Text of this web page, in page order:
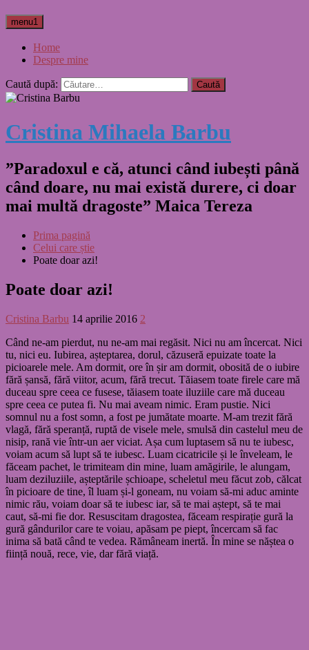
menu1
Home
Despre mine
Caută după:
Cristina Mihaela Barbu
”Paradoxul e că, atunci când iubești până
când doare, nu mai există durere, ci doar
mai multă dragoste” Maica Tereza
Prima pagină
Celui care știe
Poate doar azi!
Poate doar azi!
Cristina Barbu 14 aprilie 2016 2
Când ne-am pierdut, nu ne-am mai regăsit. Nici nu am încercat. Nici
tu, nici eu. Iubirea, așteptarea, dorul, căzuseră epuizate toate la
picioarele mele. Am dormit, ore în șir am dormit, obosită de o iubire
fără șansă, fără viitor, acum, fără trecut. Tăiasem toate firele care mă
duceau spre ceea ce fusese, tăiasem toate iluziile care mă duceau
spre ceea ce putea fi. Nu mai aveam nimic. Eram pustie. Nici
somnul nu a fost somn, a fost pe jumătate moarte. M-am trezit fără
vlagă, fără speranță, ruptă de visele mele, smulsă din castelul meu de
nisip, rană vie într-un aer viciat. Așa cum luptasem să nu te iubesc,
voiam acum să lupt să te iubesc. Luam cicatricile și le înveleam, le
făceam pachet, le trimiteam din mine, luam amăgirile, le alungam,
luam deziluziile, așteptările șchioape, scheletul meu făcut zob, călcat
în picioare de tine, îl luam și-l goneam, nu voiam să-mi aduc aminte
nimic rău, voiam doar să te iubesc iar, să te mai aștept, să te mai
caut, să-mi fie dor. Resuscitam dragostea, făceam respirație gură la
gură gândurilor care te voiau, apăsam pe piept, încercam să fac
inima să bată când te vedea. Rămâneam inertă. În mine se năștea o
ființă nouă, rece, vie, dar fără viață.